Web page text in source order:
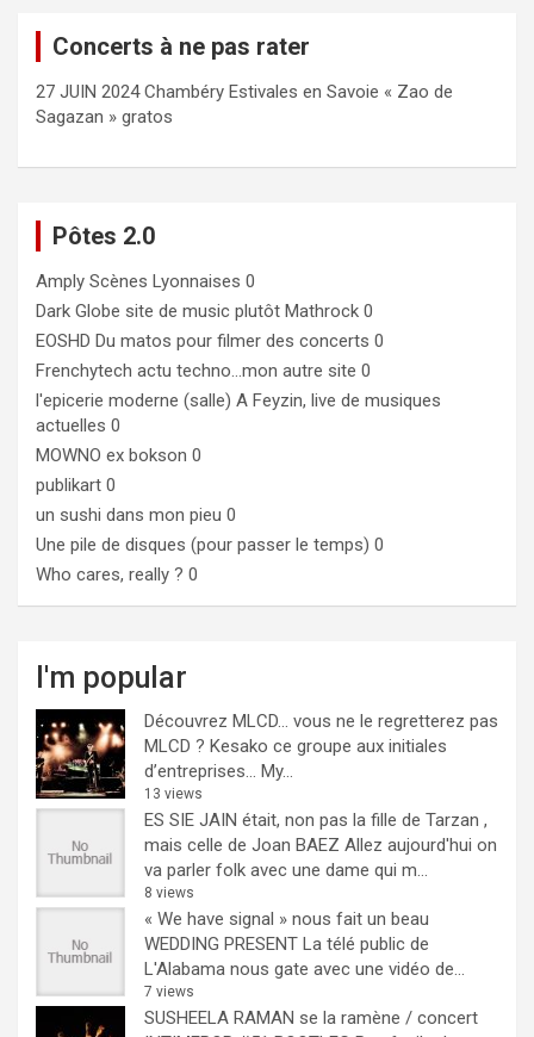
Concerts à ne pas rater
27 JUIN 2024 Chambéry Estivales en Savoie « Zao de
Sagazan » gratos
Pôtes 2.0
Amply Scènes Lyonnaises 0
Dark Globe site de music plutôt Mathrock 0
EOSHD Du matos pour filmer des concerts 0
Frenchytech actu techno…mon autre site 0
l'epicerie moderne (salle) A Feyzin, live de musiques
actuelles 0
MOWNO ex bokson 0
publikart 0
un sushi dans mon pieu 0
Une pile de disques (pour passer le temps) 0
Who cares, really ? 0
I'm popular
Découvrez MLCD… vous ne le regretterez pas
MLCD ? Kesako ce groupe aux initiales
d’entreprises… My...
13 views
ES SIE JAIN était, non pas la fille de Tarzan ,
mais celle de Joan BAEZ Allez aujourd'hui on
va parler folk avec une dame qui m...
8 views
« We have signal » nous fait un beau
WEDDING PRESENT La télé public de
L'Alabama nous gate avec une vidéo de...
7 views
SUSHEELA RAMAN se la ramène / concert